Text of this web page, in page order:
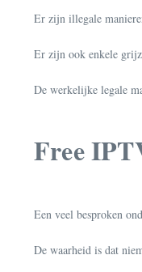
Er zijn illegale
Er zijn ook enkele
De werkelijke legale
Free
Een veel besproken
De waarheid is dat